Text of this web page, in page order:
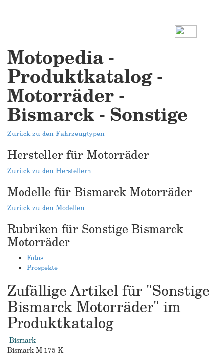
Motopedia -
Produktkatalog -
Motorräder -
Bismarck - Sonstige
Zurück zu den Fahrzeugtypen
Hersteller für Motorräder
Zurück zu den Herstellern
Modelle für Bismarck Motorräder
Zurück zu den Modellen
Rubriken für Sonstige Bismarck
Motorräder
Fotos
Prospekte
Zufällige Artikel für "Sonstige
Bismarck Motorräder" im
Produktkatalog
Bismark
Bismark M 175 K